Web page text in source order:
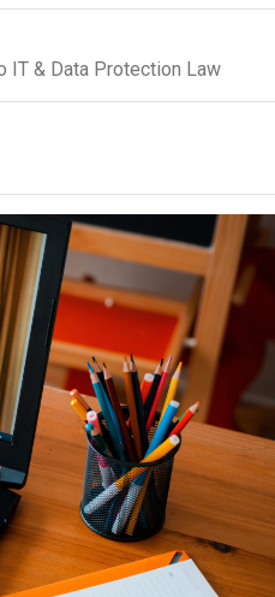
IT & Data Protection Law